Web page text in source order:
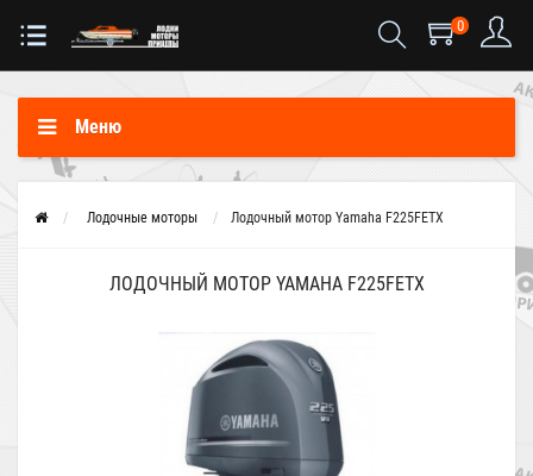
0
Меню
Лодочные моторы Лодочный мотор Yamaha F225FETX
ЛОДОЧНЫЙ МОТОР YAMAHA F225FETX